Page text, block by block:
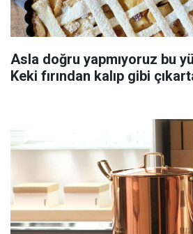
Asla doğru yapmıyoruz bu
Keki fırından kalıp gibi